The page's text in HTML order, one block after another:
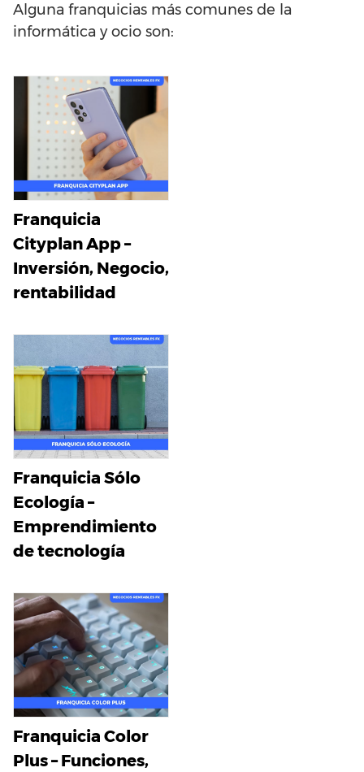
Alguna franquicias más comunes de la
informática y ocio son:
Franquicia
Cityplan App –
Inversión, Negocio,
rentabilidad
Franquicia Sólo
Ecología –
Emprendimiento
de tecnología
Franquicia Color
Plus – Funciones,